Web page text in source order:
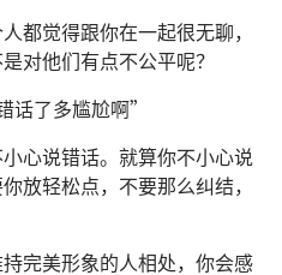
都觉得跟你在一起很无聊，
对他们有点不公平呢？
了多尴尬啊”
心说错话。就算你不小心说
放轻松点，不要那么纠结，
完美形象的人相处，你会感